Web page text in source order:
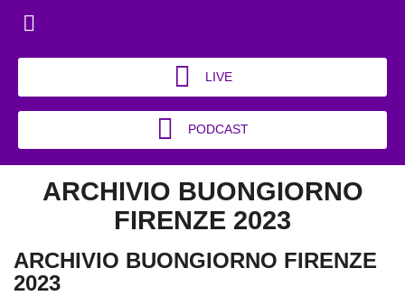
LIVE
PODCAST
ARCHIVIO BUONGIORNO
FIRENZE 2023
ARCHIVIO BUONGIORNO FIRENZE
2023